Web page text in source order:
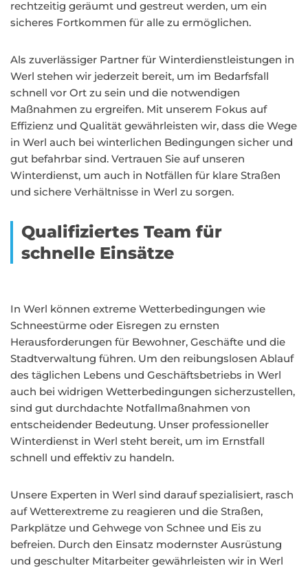
rechtzeitig geräumt und gestreut werden, um ein
sicheres Fortkommen für alle zu ermöglichen.
Als zuverlässiger Partner für Winterdienstleistungen in
Werl stehen wir jederzeit bereit, um im Bedarfsfall
schnell vor Ort zu sein und die notwendigen
Maßnahmen zu ergreifen. Mit unserem Fokus auf
Effizienz und Qualität gewährleisten wir, dass die Wege
in Werl auch bei winterlichen Bedingungen sicher und
gut befahrbar sind. Vertrauen Sie auf unseren
Winterdienst, um auch in Notfällen für klare Straßen
und sichere Verhältnisse in Werl zu sorgen.
Qualifiziertes Team für
schnelle Einsätze
In Werl können extreme Wetterbedingungen wie
Schneestürme oder Eisregen zu ernsten
Herausforderungen für Bewohner, Geschäfte und die
Stadtverwaltung führen. Um den reibungslosen Ablauf
des täglichen Lebens und Geschäftsbetriebs in Werl
auch bei widrigen Wetterbedingungen sicherzustellen,
sind gut durchdachte Notfallmaßnahmen von
entscheidender Bedeutung. Unser professioneller
Winterdienst in Werl steht bereit, um im Ernstfall
schnell und effektiv zu handeln.
Unsere Experten in Werl sind darauf spezialisiert, rasch
auf Wetterextreme zu reagieren und die Straßen,
Parkplätze und Gehwege von Schnee und Eis zu
befreien. Durch den Einsatz modernster Ausrüstung
und geschulter Mitarbeiter gewährleisten wir in Werl